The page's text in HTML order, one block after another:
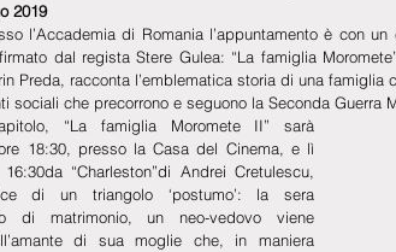
2019
l’Accademia di Romania l’appuntamento è con
dal regista Stere Gulea: “La famiglia
Preda, racconta l’emblematica storia di una
sociali che precorrono e seguono la Seconda Guerra
“La famiglia Moromete II” sarà
18:30, presso la Casa del Cinema, e lì
“Charleston”di Andrei Cretulescu,
di un triangolo ‘postumo’: la sera
di matrimonio, un neo-vedovo viene
di sua moglie che, in maniera